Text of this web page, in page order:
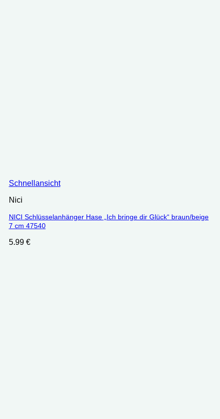
Schnellansicht
Nici
NICI Schlüsselanhänger Hase „Ich bringe dir Glück“ braun/beige
7 cm 47540
5.99 €